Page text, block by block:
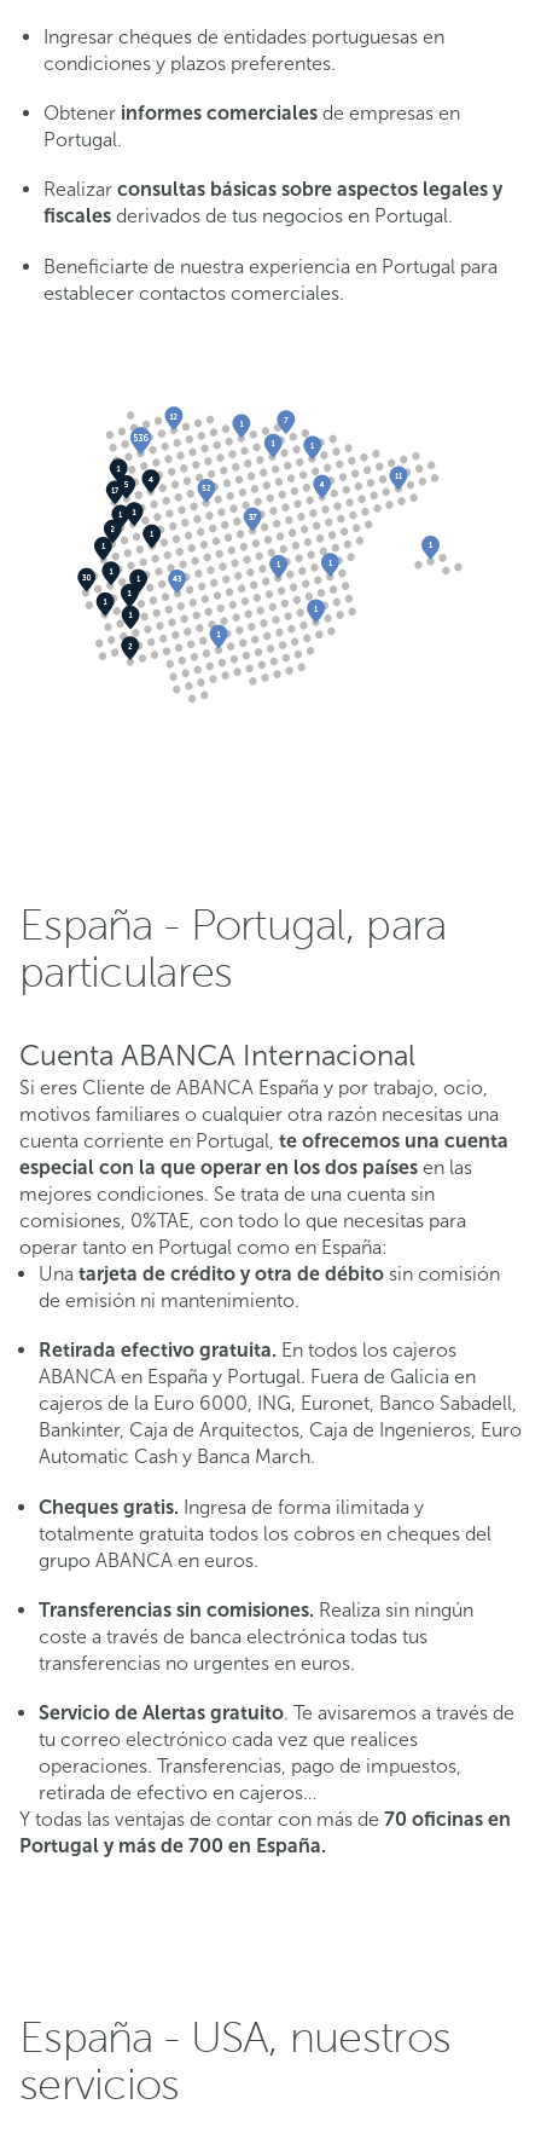
Ingresar cheques de entidades portuguesas en
condiciones y plazos preferentes.
Obtener informes comerciales de empresas en
Portugal.
Realizar consultas básicas sobre aspectos legales y
fiscales derivados de tus negocios en Portugal.
Beneficiarte de nuestra experiencia en Portugal para
establecer contactos comerciales.
España - Portugal, para
particulares
Cuenta ABANCA Internacional
Si eres Cliente de ABANCA España y por trabajo, ocio,
motivos familiares o cualquier otra razón necesitas una
cuenta corriente en Portugal, te ofrecemos una cuenta
especial con la que operar en los dos países en las
mejores condiciones. Se trata de una cuenta sin
comisiones, 0%TAE, con todo lo que necesitas para
operar tanto en Portugal como en España:
Una tarjeta de crédito y otra de débito sin comisión
de emisión ni mantenimiento.
Retirada efectivo gratuita. En todos los cajeros
ABANCA en España y Portugal. Fuera de Galicia en
cajeros de la Euro 6000, ING, Euronet, Banco Sabadell,
Bankinter, Caja de Arquitectos, Caja de Ingenieros, Euro
Automatic Cash y Banca March.
Cheques gratis. Ingresa de forma ilimitada y
totalmente gratuita todos los cobros en cheques del
grupo ABANCA en euros.
Transferencias sin comisiones. Realiza sin ningún
coste a través de banca electrónica todas tus
transferencias no urgentes en euros.
Servicio de Alertas gratuito. Te avisaremos a través de
tu correo electrónico cada vez que realices
operaciones. Transferencias, pago de impuestos,
retirada de efectivo en cajeros…
Y todas las ventajas de contar con más de 70 oficinas en
Portugal y más de 700 en España.
España - USA, nuestros
servicios